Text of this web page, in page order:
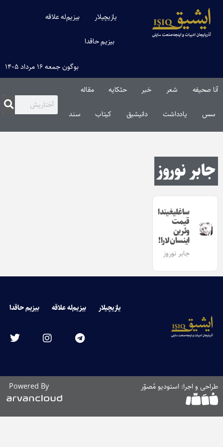
یازیچیلار بیزیم‌له علاقه
بیزیم حاقدا
بوگون جمعه ۱۶ مرداد ۱۴۰۵
آنا صحیفه شعر خبر حئکایه مقاله‌
سس یادداشت دانیشیق کیتاب سند
جابر نوروز
ساغلیغیندا
قیمت
وئرین
اینسان‌لارا!
جابر نوروز
یازیچیلار بیزیم‌له علاقه بیزیم حاقدا
طراحی و اجرا: استودیو مُصوّر Powered By